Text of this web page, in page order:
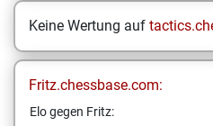
Keine Wertung auf
Fritz.chessbase.com:
Elo gegen Fritz: